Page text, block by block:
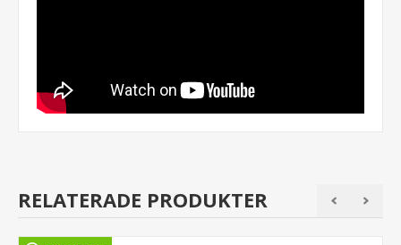
RELATERADE PRODUKTER